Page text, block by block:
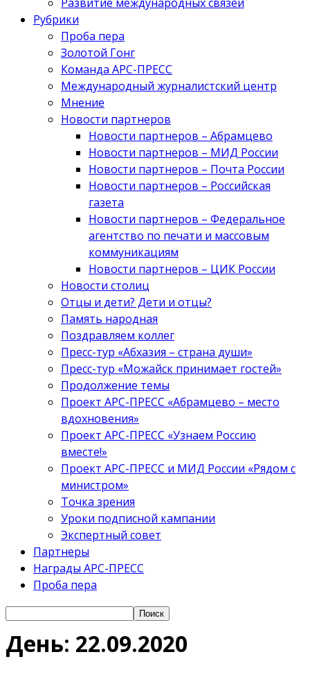
Рубрики
Проба пера
Золотой Гонг
Команда АРС-ПРЕСС
Международный журналистский центр
Мнение
Новости партнеров
Новости партнеров – Абрамцево
Новости партнеров – МИД России
Новости партнеров – Почта России
Новости партнеров – Российская
газета
Новости партнеров – Федеральное
агентство по печати и массовым
коммуникациям
Новости партнеров – ЦИК России
Новости столиц
Отцы и дети? Дети и отцы?
Память народная
Поздравляем коллег
Пресс-тур «Абхазия – страна души»
Пресс-тур «Можайск принимает гостей»
Продолжение темы
Проект АРС-ПРЕСС «Абрамцево – место
вдохновения»
Проект АРС-ПРЕСС «Узнаем Россию
вместе!»
Проект АРС-ПРЕСС и МИД России «Рядом с
министром»
Точка зрения
Уроки подписной кампании
Экспертный совет
Партнеры
Награды АРС-ПРЕСС
Проба пера
День: 22.09.2020